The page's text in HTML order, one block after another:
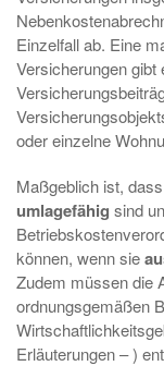
Einzelfall ab. Eine
Versicherungen gibt
oder einzelne
Maßgeblich ist,
umlagefähig sind
können, wenn sie
Zudem müssen die
ordnungsgemäßen
Erläuterungen – )